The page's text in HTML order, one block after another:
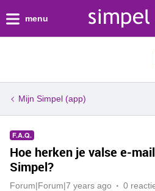
menu
Mijn Simpel (app)
F.A.Q.
Hoe herken je valse e-
Simpel?
Forum|Forum|7 years ago 0